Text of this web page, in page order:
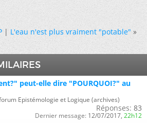
|L'eau n'est plus vraiment "potable" »
peut-elle dire "POURQUOI?" au
Epistémologie et Logique (archives)
Réponses: 83
Dernier message: 12/07/2017, 22h12